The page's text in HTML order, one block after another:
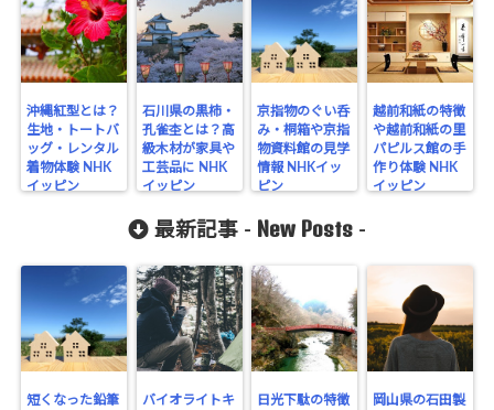
沖縄紅型とは？
生地・トートバ
ッグ・レンタル
着物体験 NHK
イッピン
石川県の黒柿・
孔雀杢とは？高
級木材が家具や
工芸品に NHK
イッピン
京指物のぐい呑
み・桐箱や京指
物資料館の見学
情報 NHKイッ
ピン
越前和紙の特徴
や越前和紙の里
パピルス館の手
作り体験 NHK
イッピン
最新記事 - New Posts -
短くなった鉛筆
バイオライトキ
日光下駄の特徴
岡山県の石田製